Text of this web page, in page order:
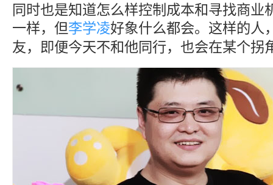
同时也是知道怎么样控制成本和寻找商业
一样，但李学凌好象什么都会。这样的人
友，即便今天不和他同行，也会在某个拐